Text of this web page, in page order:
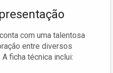
com uma talentosa
entre diversos
ficha técnica inclui: